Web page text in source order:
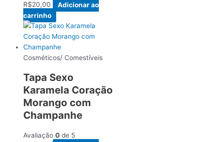
R$20,00
Adicionar ao
carrinho
Cosméticos/ Comestíveis
Tapa Sexo
Karamela Coração
Morango com
Champanhe
Avaliação 0 de 5